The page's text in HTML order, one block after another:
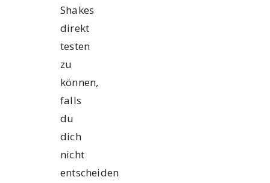
Shakes
direkt
testen
zu
können,
falls
du
dich
nicht
entscheiden